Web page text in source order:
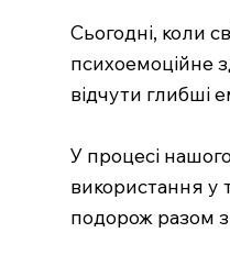
Сьогодні, коли
психоемоційне
відчути глибші
У процесі
використання у
подорож разом з